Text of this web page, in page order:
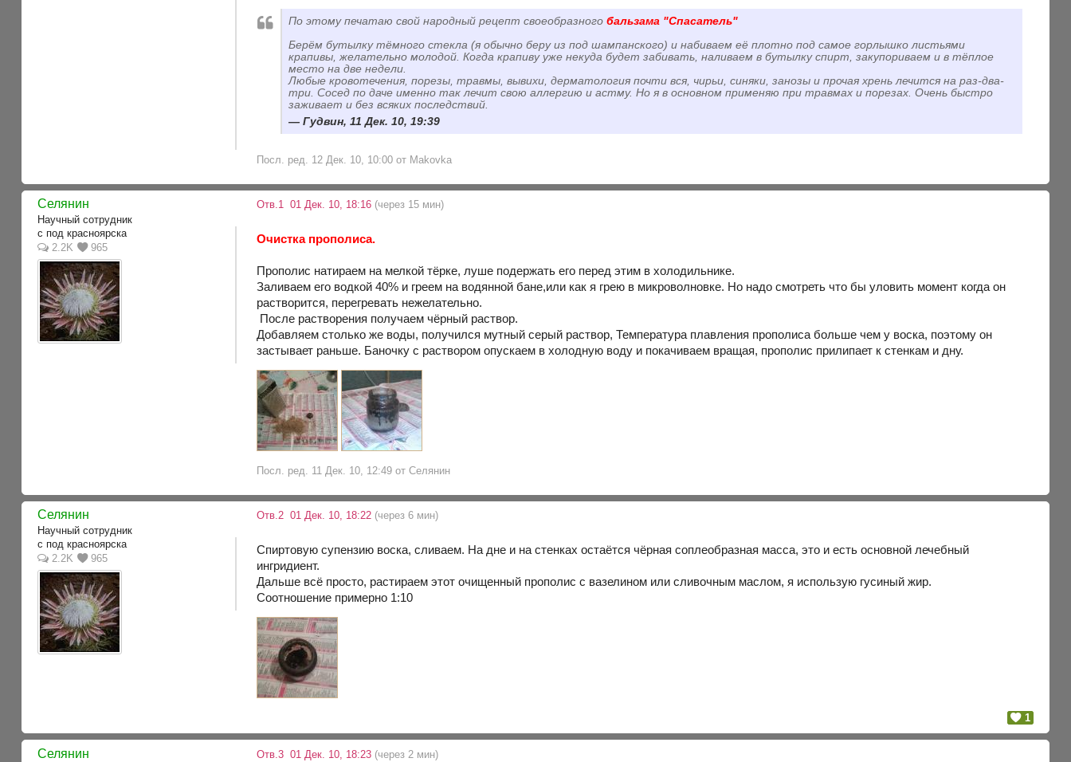
По этому печатаю свой народный рецепт своеобразногобальзама "Спасатель"
Берём бутылку тёмного стекла (я обычно беру из под шампанского) и набиваем её плотно под самое горлышко листьями
крапивы, желательно молодой. Когда крапиву уже некуда будет забивать, наливаем в бутылку спирт, закупориваем и в тёплое
место на две недели.
Любые кровотечения, порезы, травмы, вывихи, дерматология почти вся, чирьи, синяки, занозы и прочая хрень лечится на раз-два-
три. Сосед по даче именно так лечит свою аллергию и астму. Но я в основном применяю при травмах и порезах. Очень быстро
заживает и без всяких последствий.
Гудвин, 11 Дек. 10, 19:39
Посл. ред. 12 Дек. 10, 10:00 от Makovka
Селянин
Научный сотрудник
с под красноярска
2.2K
965
Отв.1 01 Дек. 10, 18:16 (через 15 мин)
Очистка прополиса.
Прополис натираем на мелкой тёрке, луше подержать его перед этим в холодильнике.
Заливаем его водкой 40% и греем на водянной бане,или как я грею в микроволновке. Но надо смотреть что бы уловить момент когда он
растворится, перегревать нежелательно.
После растворения получаем чёрный раствор.
Добавляем столько же воды, получился мутный серый раствор, Температура плавления прополиса больше чем у воска, поэтому он
застывает раньше. Баночку с раствором опускаем в холодную воду и покачиваем вращая, прополис прилипает к стенкам и дну.
Посл. ред. 11 Дек. 10, 12:49 от Селянин
Селянин
Научный сотрудник
с под красноярска
2.2K
965
Отв.2 01 Дек. 10, 18:22 (через 6 мин)
Спиртовую супензию воска, сливаем. На дне и на стенках остаётся чёрная соплеобразная масса, это и есть основной лечебный
ингридиент.
Дальше всё просто, растираем этот очищенный прополис с вазелином или сливочным маслом, я использую гусиный жир.
Соотношение примерно 1:10
1
Селянин Отв.3 01 Дек. 10, 18:23 (через 2 мин)